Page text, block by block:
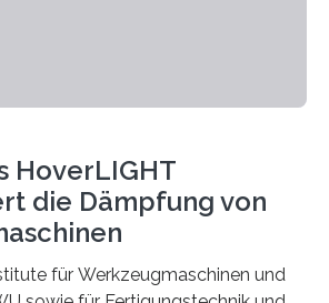
HoverLIGHT
die Dämpfung von
für Werkzeugmaschinen und